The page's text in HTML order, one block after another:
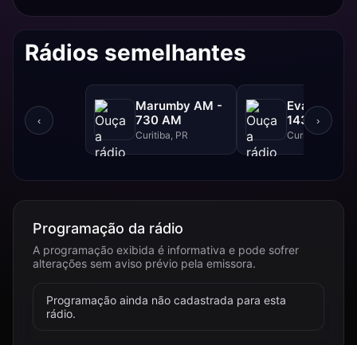
Rádios semelhantes
‹
Marumby AM -
730 AM
Curitiba, PR
Evangelizar
1430 AM -
1430 AM
Curitiba, PR
›
Programação da rádio
A programação exibida é informativa e pode sofrer
alterações sem aviso prévio pela emissora.
Programação ainda não cadastrada para esta
rádio.